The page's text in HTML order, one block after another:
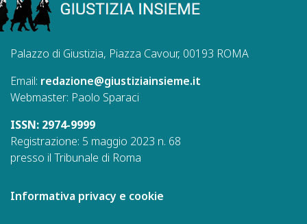
Palazzo di Giustizia, Piazza Cavour, 00193 ROMA
Email: redazione@giustiziainsieme.it
Webmaster: Paolo Sparaci
ISSN: 2974-9999
Registrazione: 5 maggio 2023 n. 68
presso il Tribunale di Roma
Informativa privacy e cookie